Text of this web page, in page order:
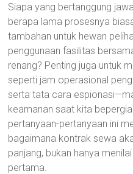
Siapa yang bertanggung
berapa lama prosesnya
tambahan untuk hewan
penggunaan fasilitas
renang? Penting juga untuk
seperti jam operasional
serta tata cara
keamanan saat kita
pertanyaan-pertanyaan ini
bagaimana kontrak sewa
panjang, bukan hanya
pertama.